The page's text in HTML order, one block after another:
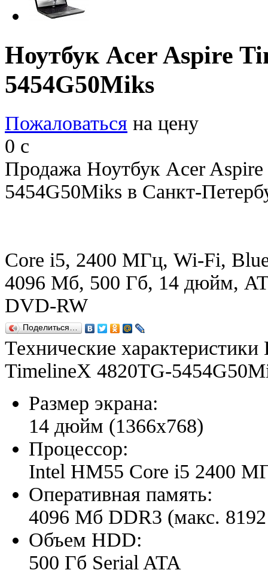
Ноутбук Acer Aspire
5454G50Miks
Пожаловаться на цену
0 c
Продажа Ноутбук Acer
5454G50Miks в Санкт-
Core i5, 2400 МГц, Wi-Fi,
4096 Мб, 500 Гб, 14 дюйм,
DVD-RW
Поделиться…
Технические
TimelineX 4820TG-
Размер экрана:
14 дюйм (1366x768)
Процессор:
Intel HM55 Core i5 2400
Оперативная память:
4096 Мб DDR3 (макс.
Объем HDD:
500 Гб Serial ATA